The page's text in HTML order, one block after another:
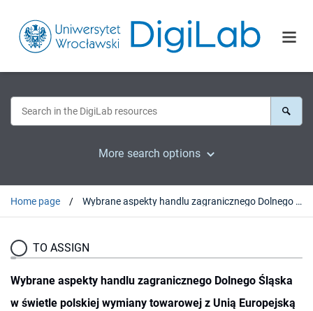
More search options
Home page Wybrane aspekty handlu zagranicznego Dolnego Śląska w świetle polskiej wymiany towarowej z Unią Europejską w ostatniej dekadzie
TO ASSIGN
Wybrane aspekty handlu zagranicznego Dolnego Śląska
w świetle polskiej wymiany towarowej z Unią Europejską